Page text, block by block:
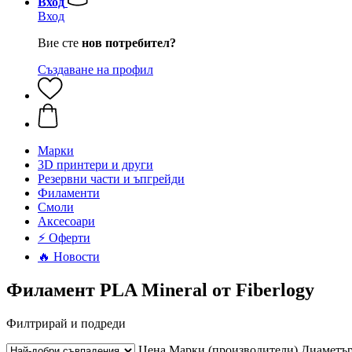
Вход
Вие сте нов потребител?
Създаване на профил
Mарки
3D принтери и други
Резервни части и ъпгрейди
Филаменти
Смоли
Аксесоари
⚡ Оферти
🔥 Новости
Филамент PLA Mineral от Fiberlogy
Филтрирай и подреди